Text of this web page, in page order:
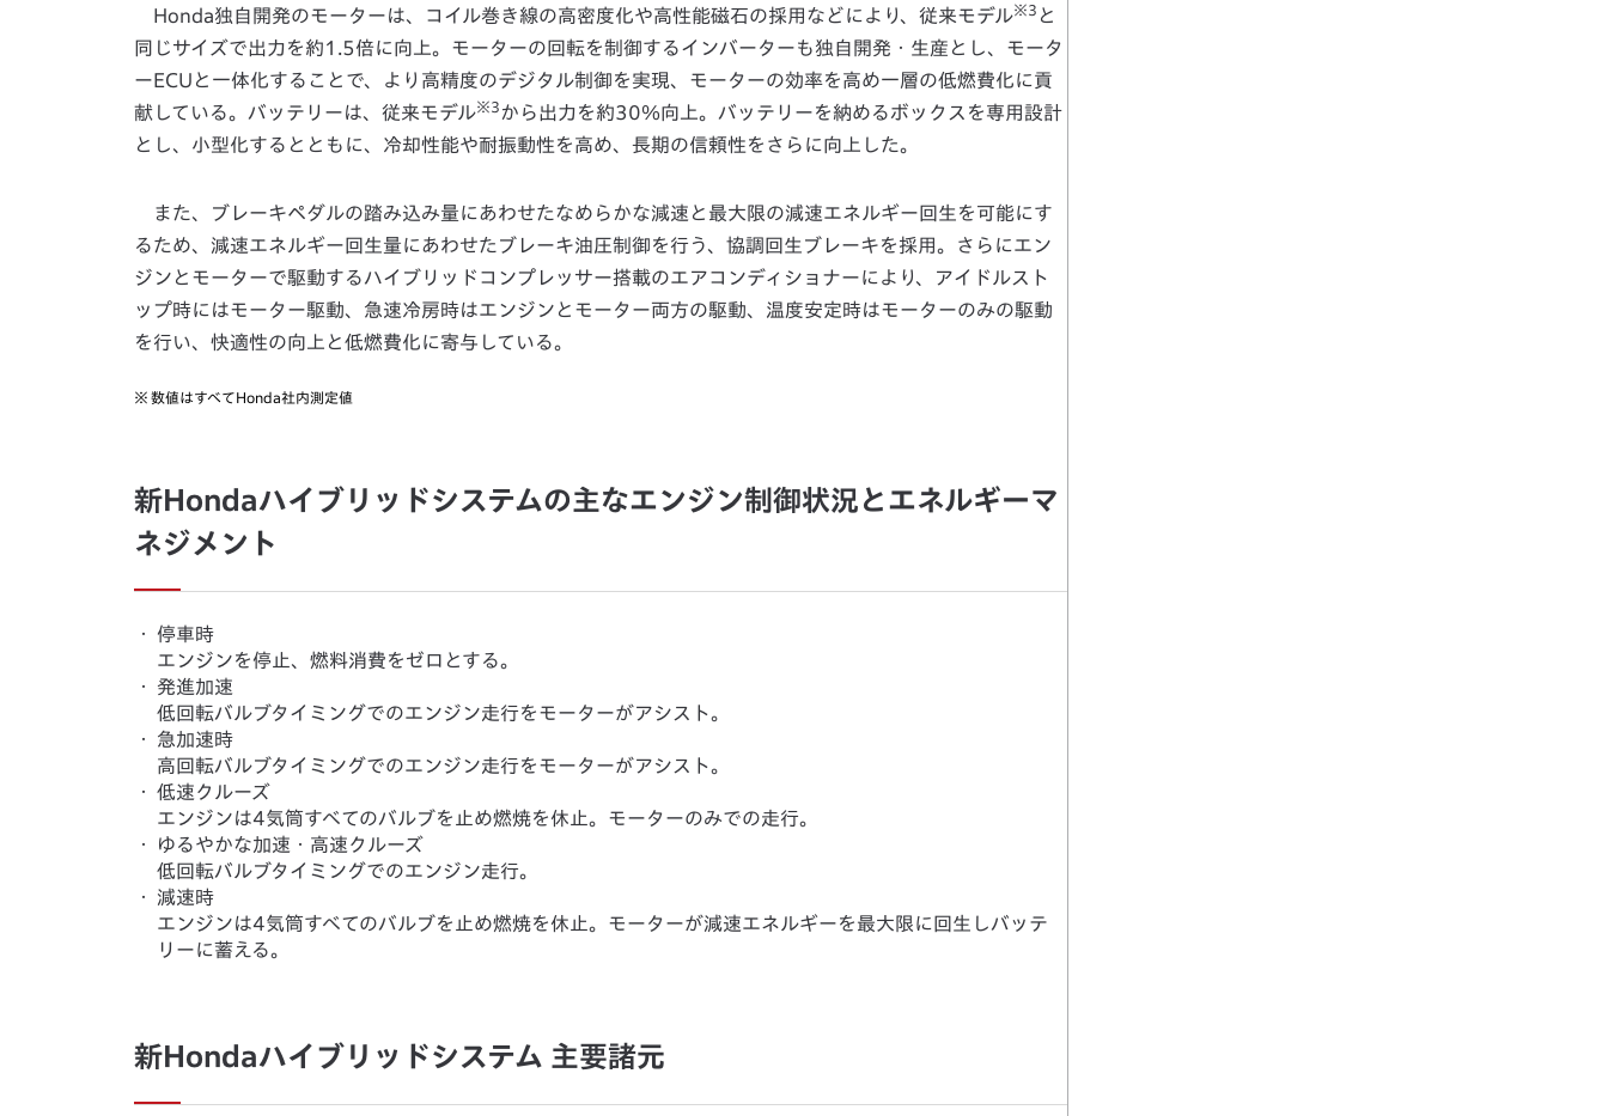
Honda独自開発のモーターは、コイル巻き線の高密度化や高性能磁石の採用などにより、従来モデル※3 と
同じサイズで出力を約1.5倍に向上。モーターの回転を制御するインバーターも独自開発・生産とし、モータ
ーECUと一体化することで、より高精度のデジタル制御を実現、モーターの効率を高め一層の低燃費化に貢
献している。バッテリーは、従来モデル※3 から出力を約30％向上。バッテリーを納めるボックスを専用設計
とし、小型化するとともに、冷却性能や耐振動性を高め、長期の信頼性をさらに向上した。
また、ブレーキペダルの踏み込み量にあわせたなめらかな減速と最大限の減速エネルギー回生を可能にす
るため、減速エネルギー回生量にあわせたブレーキ油圧制御を行う、協調回生ブレーキを採用。さらにエン
ジンとモーターで駆動するハイブリッドコンプレッサー搭載のエアコンディショナーにより、アイドルスト
ップ時にはモーター駆動、急速冷房時はエンジンとモーター両方の駆動、温度安定時はモーターのみの駆動
を行い、快適性の向上と低燃費化に寄与している。
※ 数値はすべてHonda社内測定値
新Hondaハイブリッドシステムの主なエンジン制御状況とエネルギーマ
ネジメント
・
停車時
エンジンを停止、燃料消費をゼロとする。
・
発進加速
低回転バルブタイミングでのエンジン走行をモーターがアシスト。
・
急加速時
高回転バルブタイミングでのエンジン走行をモーターがアシスト。
・
低速クルーズ
エンジンは4気筒すべてのバルブを止め燃焼を休止。モーターのみでの走行。
・
ゆるやかな加速・高速クルーズ
低回転バルブタイミングでのエンジン走行。
・
減速時
エンジンは4気筒すべてのバルブを止め燃焼を休止。モーターが減速エネルギーを最大限に回生しバッテ
リーに蓄える。
新Hondaハイブリッドシステム 主要諸元